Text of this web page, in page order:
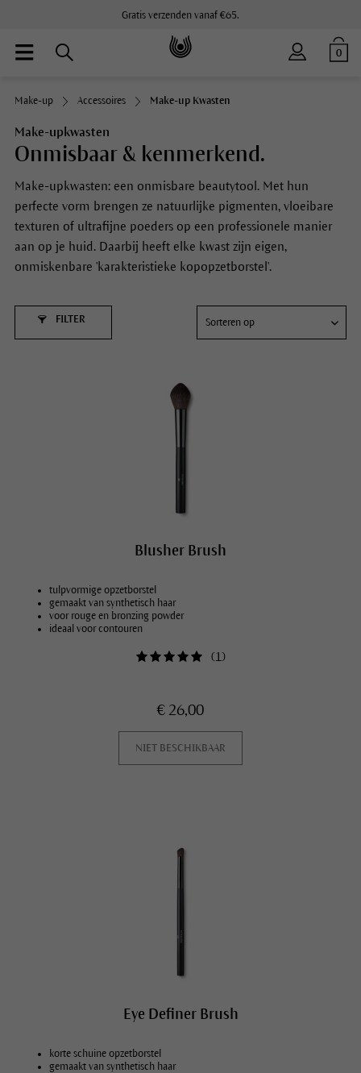
Gratis verzenden vanaf €65.
0
Make-up Accessoires Make-up Kwasten
Make-upkwasten
Onmisbaar & kenmerkend.
Make-upkwasten: een onmisbare beautytool. Met hun
perfecte vorm brengen ze natuurlijke pigmenten, vloeibare
texturen of ultrafijne poeders op een professionele manier
aan op je huid. Daarbij heeft elke kwast zijn eigen,
onmiskenbare 'karakteristieke kopopzetborstel'.
FILTER
Blusher Brush
tulpvormige opzetborstel
gemaakt van synthetisch haar
voor rouge en bronzing powder
ideaal voor contouren
(1 )
€ 26,00
NIET BESCHIKBAAR
Eye Definer Brush
korte schuine opzetborstel
gemaakt van synthetisch haar